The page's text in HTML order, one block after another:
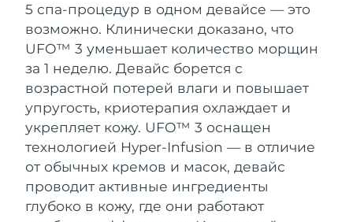
5 спа-процедур в одном девайсе — это
возможно. Клинически доказано, что
UFO™ 3 уменьшает количество морщин
за 1 неделю. Девайс борется с
возрастной потерей влаги и повышает
упругость, криотерапия охлаждает и
укрепляет кожу. UFO™ 3 оснащен
технологией Hyper-Infusion — в отличие
от обычных кремов и масок, девайс
проводит активные ингредиенты
глубоко в кожу, где они работают
Anti-aging massage
LUNA™ 4 Plus
Massage, LED heating
LUNA™ 4 Men
For men, anti-aging massage
Microcurrent toning
BEAR™ 2 go
Microcurrent toning on-the-go
BEAR™ 2 eyes & lips
Microcurrent line smoothing device
Увлажнение
UFO™ 3 набор
Deep facial hydration
UFO™ 3 LED
Near-infrared and red light therapy
device
Забота о полости рта
issa™ 4
Hybrid silicone sonic toothbrush
issa™ 4 plus
Smart hybrid silicone sonic toothbrush
FAQ™ АНТИВОЗРАСТНОЙ УХОД
Омоложение LED-процедуры
NEW
Бахрейн
Ожидаемая дата доставки
Бельгия
Ожидаемая дата доставки
9/8/26
Бермудские о-ва
Ожидаемая дата доставки
Босния и
Герцеговина
Ожидаемая дата доставки